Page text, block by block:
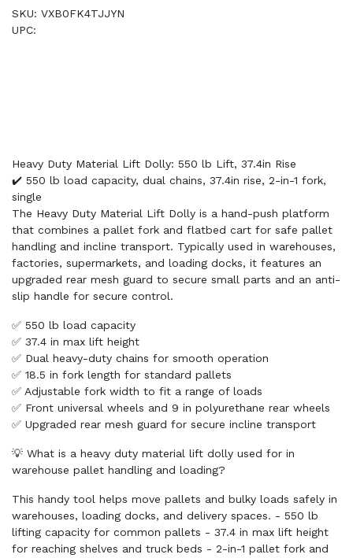
SKU: VXB0FK4TJJYN
UPC:
Heavy Duty Material Lift Dolly: 550 lb Lift, 37.4in Rise
✔️ 550 lb load capacity, dual chains, 37.4in rise, 2-in-1 fork,
single
The Heavy Duty Material Lift Dolly is a hand-push platform
that combines a pallet fork and flatbed cart for safe pallet
handling and incline transport. Typically used in warehouses,
factories, supermarkets, and loading docks, it features an
upgraded rear mesh guard to secure small parts and an anti-
slip handle for secure control.
✅ 550 lb load capacity
✅ 37.4 in max lift height
✅ Dual heavy-duty chains for smooth operation
✅ 18.5 in fork length for standard pallets
✅ Adjustable fork width to fit a range of loads
✅ Front universal wheels and 9 in polyurethane rear wheels
✅ Upgraded rear mesh guard for secure incline transport
💡 What is a heavy duty material lift dolly used for in
warehouse pallet handling and loading?
This handy tool helps move pallets and bulky loads safely in
warehouses, loading docks, and delivery spaces. - 550 lb
lifting capacity for common pallets - 37.4 in max lift height
for reaching shelves and truck beds - 2-in-1 pallet fork and